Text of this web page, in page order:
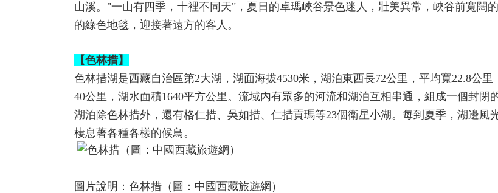
山溪。"一山有四季，十裡不同天"，夏日的卓瑪峽谷景色迷人，壯美異常，峽谷前寬闊
的綠色地毯，迎接著遠方的客人。
【色林措】
色林措湖是西藏自治區第2大湖，湖面海拔4530米，湖泊東西長72公里，平均寬22.8公里
40公里，湖水面積1640平方公里。流域內有眾多的河流和湖泊互相串通，組成一個封閉
湖泊除色林措外，還有格仁措、吳如措、仁措貢瑪等23個衛星小湖。每到夏季，湖邊風
棲息著各種各樣的候鳥。
圖片說明：色林措（圖：中國西藏旅遊網）